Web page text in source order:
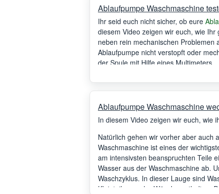
Ablaufpumpe Waschmaschine
Ihr seid euch nicht sicher, ob eure
diesem Video zeigen wir euch, wie
neben rein mechanischen
Ablaufpumpe nicht verstopft oder
der Spule mit Hilfe eines Multimeters.
Ablaufpumpe Waschmaschine
In diesem Video zeigen wir euch, wie
Natürlich gehen wir vorher aber auch
Waschmaschine ist eines der
am intensivsten beanspruchten Teile
Wasser aus der Waschmaschine ab.
Waschzyklus. In dieser Lauge sind
Kleinteile aus der Wäsche enthalten.